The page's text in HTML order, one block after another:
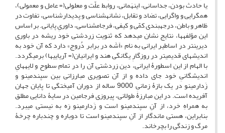
یا حادث بودن،جداسانی، این­هَمانی، روابط علّت و معلولی(= عامل و معمولی)،
همگرایی و واگرایی، تضاد و تقابل، نشانه­شناسی و پدیدار­شناسی، تفاوت در
ظاهر و باطن، درجه­بندی کمّی و کیفی، فرجام­شناسی، داوریِ پایانی.بر اساس
این مؤلفه­ها، نتایج نشان می­دهد که ثنویتِ زردشتی خود ریشه در باوری
دیرین­تر در اساطیر ایرانی به نام «اَشَه در برابر دُروج» دارد که آن خود به
اندیشه­ای قدیمی­تر در روزگارِ یگانگی هند و ایرانیان(= آریایی­ها) برمی­گردد.
با الهام از این اسطورۀ ایرانی، دین زردشتی آن را در تمام سطوح و لایه­هایِ
اندیشگانیِ خود جای داده و از آن تصویری مبارزاتی بین سپندمینو و
زَدارمینو در یک بازۀ زمانیِ 9000 ساله از دوران آمیختگی تا پایان جهان
آفریده است. در این مبارزۀ طولانی، پیروزی فرجامین در سایۀ دانایی مطلق
به همراهِ خرد، از آنِ سپندمینو است و زَدارمینو رَه به نیستی می­برد.
بنابراین، هستی ماندگار از آنِ سپندمینو است تا دوباره و چندباره چرخۀ
مرگ و زندگی را بچرخاند.